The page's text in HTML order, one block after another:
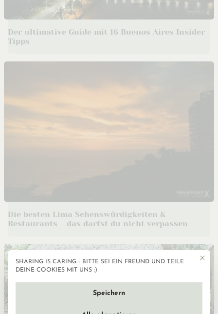
Der ultimative Guide mit 16 Buenos Aires Insider
Tipps
Die besten Lima Sehenswürdigkeiten &
Restaurants – das darfst du nicht verpassen
Mit
SHARING IS CARING - BITTE SEI EIN FREUND UND TEILE
DEINE COOKIES MIT UNS :)
Speichern